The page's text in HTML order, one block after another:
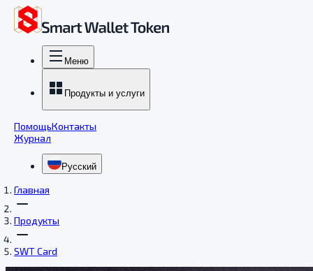
Меню
Продукты и услуги
ПомощьКонтакты
Журнал
Русский
Главная
Продукты
SWT Card